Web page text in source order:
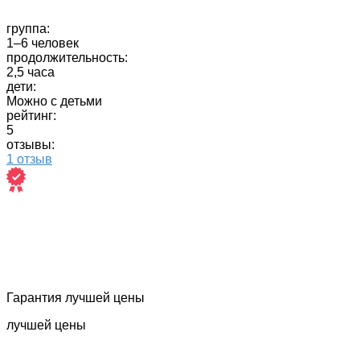
группа:
1–6 человек
продолжительность:
2,5 часа
дети:
Можно с детьми
рейтинг:
5
отзывы:
1 отзыв
Гарантия лучшей цены
лучшей цены